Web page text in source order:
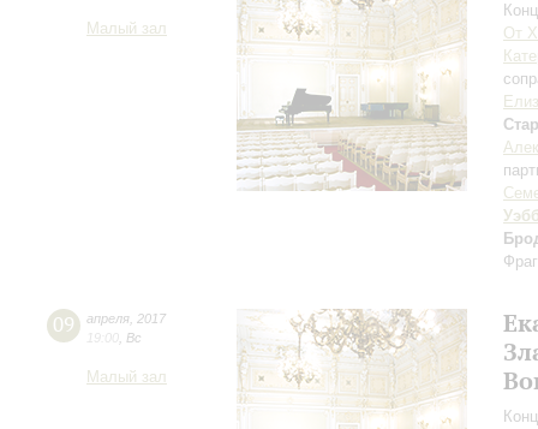
Малый зал
От
09 апреля 2017
19:00 Вс
Малый зал